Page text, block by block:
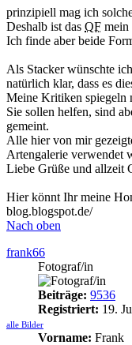
prinzipiell mag ich
Deshalb ist das QF mein
Ich finde aber beide
Als Stacker wünschte
natürlich klar, dass es
Meine Kritiken spiegeln
Sie sollen helfen, sind
gemeint.
Alle hier von mir
Artengalerie verwendet
Liebe Grüße und allzeit
Hier könnt Ihr meine
blog.blogspot.de/
Nach oben
frank66
Fotograf/in
Beiträge: 9536
Registriert: 19.
alle Bilder
Vorname: Frank